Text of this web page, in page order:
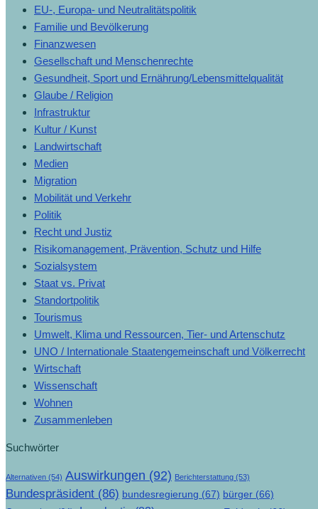
EU-, Europa- und Neutralitätspolitik
Familie und Bevölkerung
Finanzwesen
Gesellschaft und Menschenrechte
Gesundheit, Sport und Ernährung/Lebensmittelqualität
Glaube / Religion
Infrastruktur
Kultur / Kunst
Landwirtschaft
Medien
Migration
Mobilität und Verkehr
Politik
Recht und Justiz
Risikomanagement, Prävention, Schutz und Hilfe
Sozialsystem
Staat vs. Privat
Standortpolitik
Tourismus
Umwelt, Klima und Ressourcen, Tier- und Artenschutz
UNO / Internationale Staatengemeinschaft und Völkerrecht
Wirtschaft
Wissenschaft
Wohnen
Zusammenleben
Suchwörter
Alternativen (54) Auswirkungen (92) Berichterstattung (53)
Bundespräsident (86) bundesregierung (67) bürger (66)